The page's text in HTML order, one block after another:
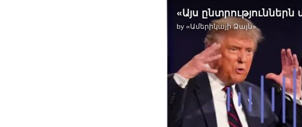
by«Ամերիկայի Ձայն»
No